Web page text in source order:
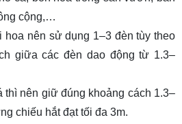
cộng,…
hoa nên sử dụng 1–3 đèn tùy theo
giữa các đèn dao động từ 1.3–
thì nên giữ đúng khoảng cách 1.3–
chiếu hắt đạt tối đa 3m.